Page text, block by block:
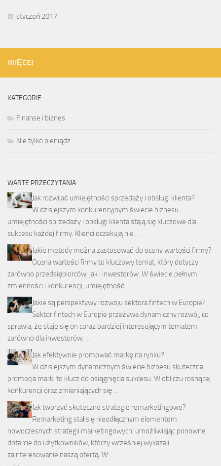
styczeń 2017
WIĘCEJ
KATEGORIE
Finanse i biznes
Nie tylko pieniądz
WARTE PRZECZYTANIA
Jak rozwijać umiejętności sprzedaży i obsługi klienta?
W dzisiejszym konkurencyjnym świecie biznesu
umiejętności sprzedaży i obsługi klienta stają się kluczowe dla
sukcesu każdej firmy. Klienci oczekują nie …
Jakie metody można zastosować do oceny wartości firmy?
Ocena wartości firmy to kluczowy temat, który dotyczy
zarówno przedsiębiorców, jak i inwestorów. W świecie pełnym
zmienności i konkurencji, umiejętność …
Jakie są perspektywy rozwoju sektora fintech w Europie?
Sektor fintech w Europie przeżywa dynamiczny rozwój, co
sprawia, że staje się on coraz bardziej interesującym tematem
zarówno dla inwestorów, …
Jak efektywnie promować markę na rynku?
W dzisiejszym dynamicznym świecie biznesu skuteczna
promocja marki to klucz do osiągnięcia sukcesu. W obliczu rosnącej
konkurencji oraz zmieniających się …
Jak tworzyć skuteczne strategie remarketingowe?
Remarketing stał się nieodłącznym elementem
nowoczesnych strategii marketingowych, umożliwiając ponowne
dotarcie do użytkowników, którzy wcześniej wykazali
zainteresowanie naszą ofertą. W …